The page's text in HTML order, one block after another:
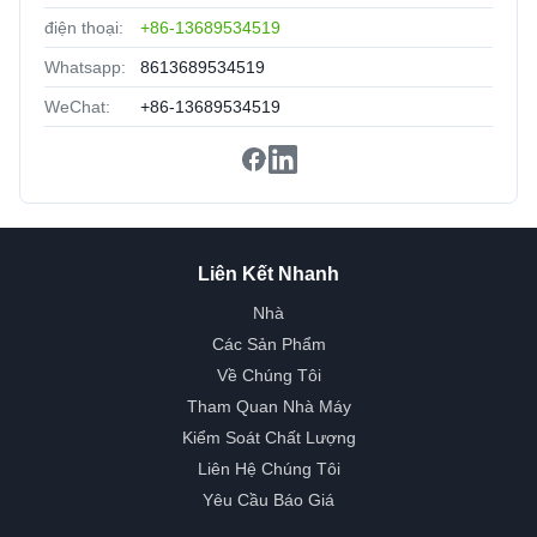
điện thoại: +86-13689534519
Whatsapp: 8613689534519
WeChat: +86-13689534519
Liên Kết Nhanh
Nhà
Các Sản Phẩm
Về Chúng Tôi
Tham Quan Nhà Máy
Kiểm Soát Chất Lượng
Liên Hệ Chúng Tôi
Yêu Cầu Báo Giá